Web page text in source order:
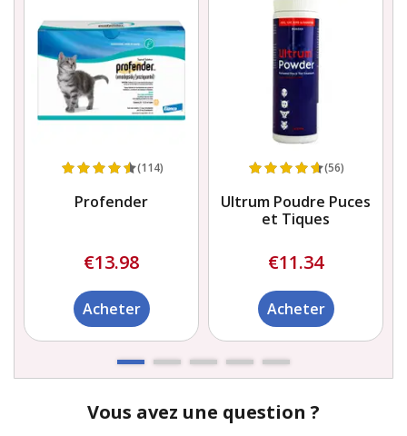
(114)
Profender
€13.98
Acheter
(56)
Ultrum Poudre Puces
et Tiques
€11.34
Acheter
Vous avez une question ?